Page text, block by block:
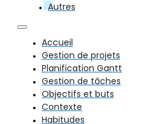
Autres
Accueil
Gestion de projets
Planification Gantt
Gestion de tâches
Objectifs et buts
Contexte
Habitudes